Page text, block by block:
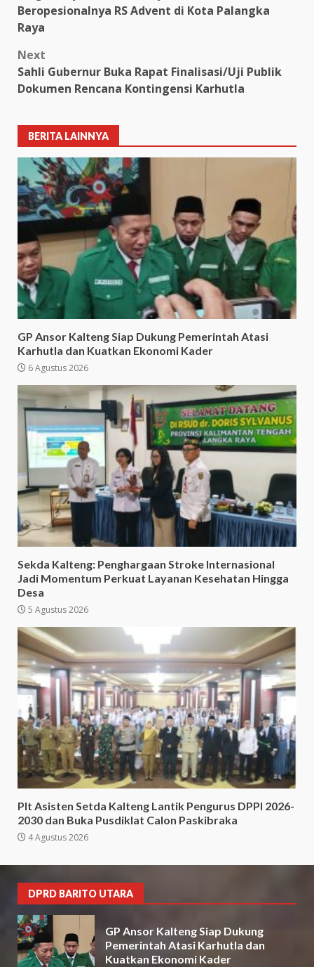
navigation
Beropesionalnya RS Advent di Kota Palangka
Raya
Next
Sahli Gubernur Buka Rapat Finalisasi/Uji Publik
Dokumen Rencana Kontingensi Karhutla
BERITA LAINNYA
GP Ansor Kalteng Siap Dukung Pemerintah Atasi
Karhutla dan Kuatkan Ekonomi Kader
6 Agustus 2026
Sekda Kalteng: Penghargaan Stroke Internasional
Jadi Momentum Perkuat Layanan Kesehatan Hingga
Desa
5 Agustus 2026
Plt Asisten Setda Kalteng Lantik Pengurus DPPI 2026-
2030 dan Buka Pusdiklat Calon Paskibraka
4 Agustus 2026
DPRD BARITO UTARA
GP Ansor Kalteng Siap Dukung
Pemerintah Atasi Karhutla dan
Kuatkan Ekonomi Kader